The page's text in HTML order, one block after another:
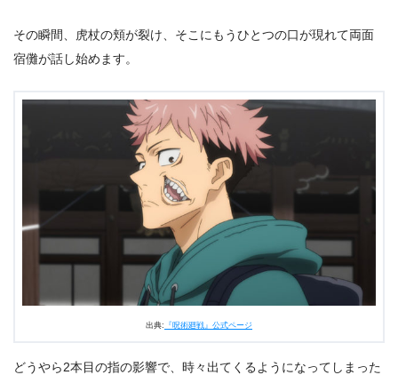
その瞬間、虎杖の頬が裂け、そこにもうひとつの口が現れて両面
宿儺が話し始めます。
出典: 『呪術廻戦』公式ページ
どうやら2本目の指の影響で、時々出てくるようになってしまった